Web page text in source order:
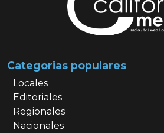
Categorias populares
Locales
Editoriales
Regionales
Nacionales